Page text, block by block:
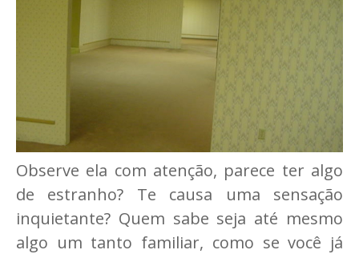
Observe ela com atenção, parece ter algo
de estranho? Te causa uma sensação
inquietante? Quem sabe seja até mesmo
algo um tanto familiar, como se você já